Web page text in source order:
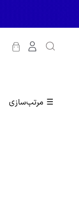
☰ مرتب‌سازی